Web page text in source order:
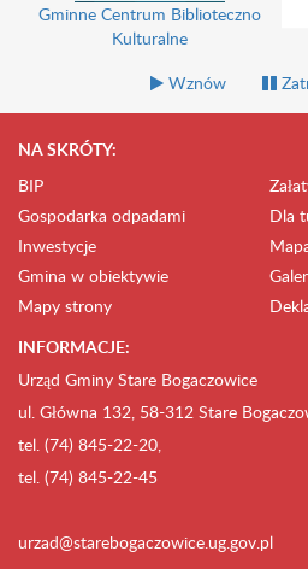
Gminne Centrum Biblioteczno
Kulturalne
Wznów
NA SKRÓTY:
BIP
Gospodarka odpadami
Dla
Inwestycje
Gmina w obiektywie
Mapy strony
INFORMACJE:
Urząd Gminy Stare Bogaczowice
ul. Główna 132, 58-312 Stare
tel. (74) 845-22-20,
tel. (74) 845-22-45
urzad@starebogaczowice.ug.gov.pl